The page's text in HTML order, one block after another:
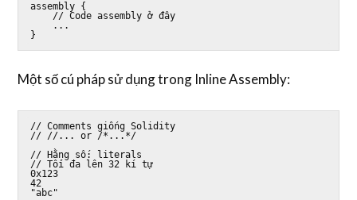
assembly {
}
Một số cú pháp sử dụng trong Inline Assembly:
// Comments giống Solidity
// //... or /*...*/
// Hằng số: literals
// Tối đa lên 32 kí tự
0x123
42
"abc"